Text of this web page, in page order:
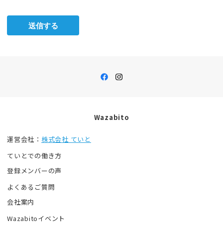
送信する
Wazabito
運営会社： 株式会社 ていと
ていとでの働き方
登録メンバーの声
よくあるご質問
会社案内
Wazabitoイベント